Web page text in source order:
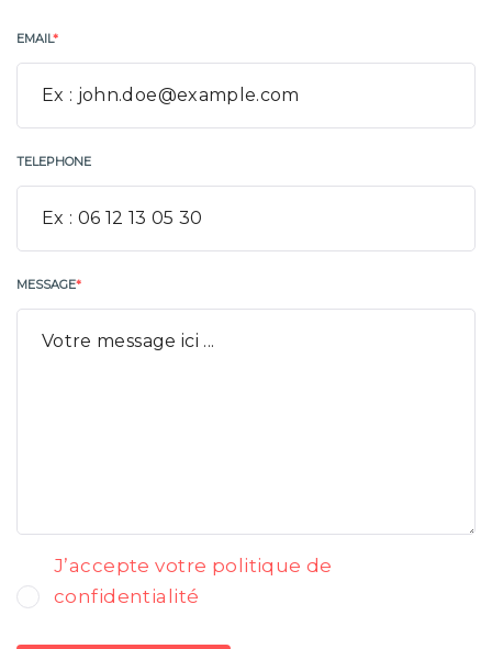
EMAIL*
TELEPHONE
MESSAGE*
J’accepte votre politique de
confidentialité